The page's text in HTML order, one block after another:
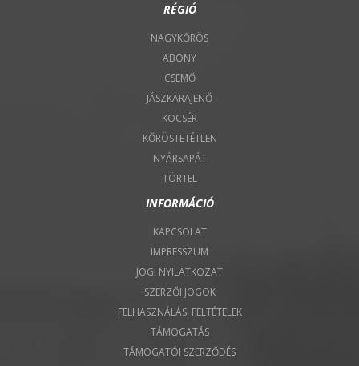
RÉGIÓ
NAGYKŐRÖS
ABONY
CSEMŐ
JÁSZKARAJENŐ
KOCSÉR
KŐRÖSTETÉTLEN
NYÁRSAPÁT
TÖRTEL
INFORMÁCIÓ
KAPCSOLAT
IMPRESSZUM
JOGI NYILATKOZAT
SZERZŐI JOGOK
FELHASZNÁLÁSI FELTÉTELEK
TÁMOGATÁS
TÁMOGATÓI SZERZŐDÉS